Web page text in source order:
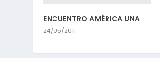
ENCUENTRO AMÉRICA UNA
24/05/2011